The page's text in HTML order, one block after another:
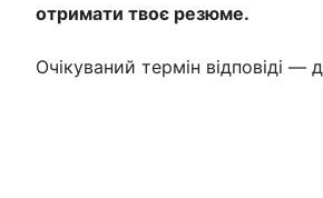
отримати твоє резюме.
Очікуваний термін відповіді —